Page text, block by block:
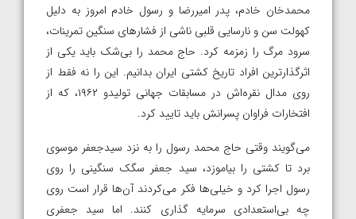
محمدخان خادم، پدر امیررضا و رسول خادم امروز به دلیل
کهولت سن و نارسایی قلبی ناشی از فشارهای سنگین تمرینات،
سرود مرگ را زمزمه کرد. حاج محمد را بی‌شک باید یکی از
اثرگذارترین افراد تاریخ کشتی ایران بدانیم. این را نه فقط از
روی مدال نقره‌اش در مسابقات جهانی تولیدو ۱۹۶۲، که از
افتخارات فراوان پسرانش باید تایید کرد.
می‌گویند وقتی حاج محمد رسول را به نزد سیدجعفر موسوی
برد تا کشتی را بیاموزد، سید جعفر سگک سنگینی را روی
رسول اجرا کرد و خیلی‌ها فکر می‌کردند آن‌ها قرار است روی
چه بی‌استعدادی سرمایه گذاری کنند. اما سید جعفری